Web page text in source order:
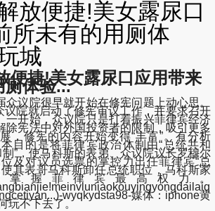
放便捷!美女露尿口
所未有的用厕体
城
便捷!美女露尿口应用带来
厕体验...
议院很早就开始在修宪问题上动心思。
议院就启动了修宪审议工作，并要求召开
一开始，众议院只是打着振兴菲律宾经济
除宪法中对外国投资者的限制，吸引更多
，修宪的内容开始变得“丰富”。有分析
目的是将菲律宾政治体制由“总统共和
制”，使马科斯的表弟、众议院议长罗穆尔
及对议员选票的掌控力出任菲律宾“总
其表哥马科斯卸任总统职位，马科斯家
掌握菲律宾最高权力。
wyqkydsta98-媒体：iphone黄
玩不下去了。